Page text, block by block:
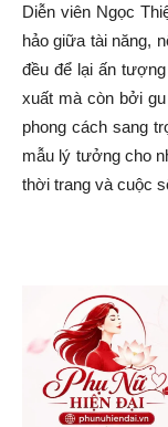
Diễn viên Ngọc
hảo giữa tài năng,
đều để lại ấn
xuất mà còn bởi
phong cách sang
mẫu lý tưởng cho
thời trang và cuộc